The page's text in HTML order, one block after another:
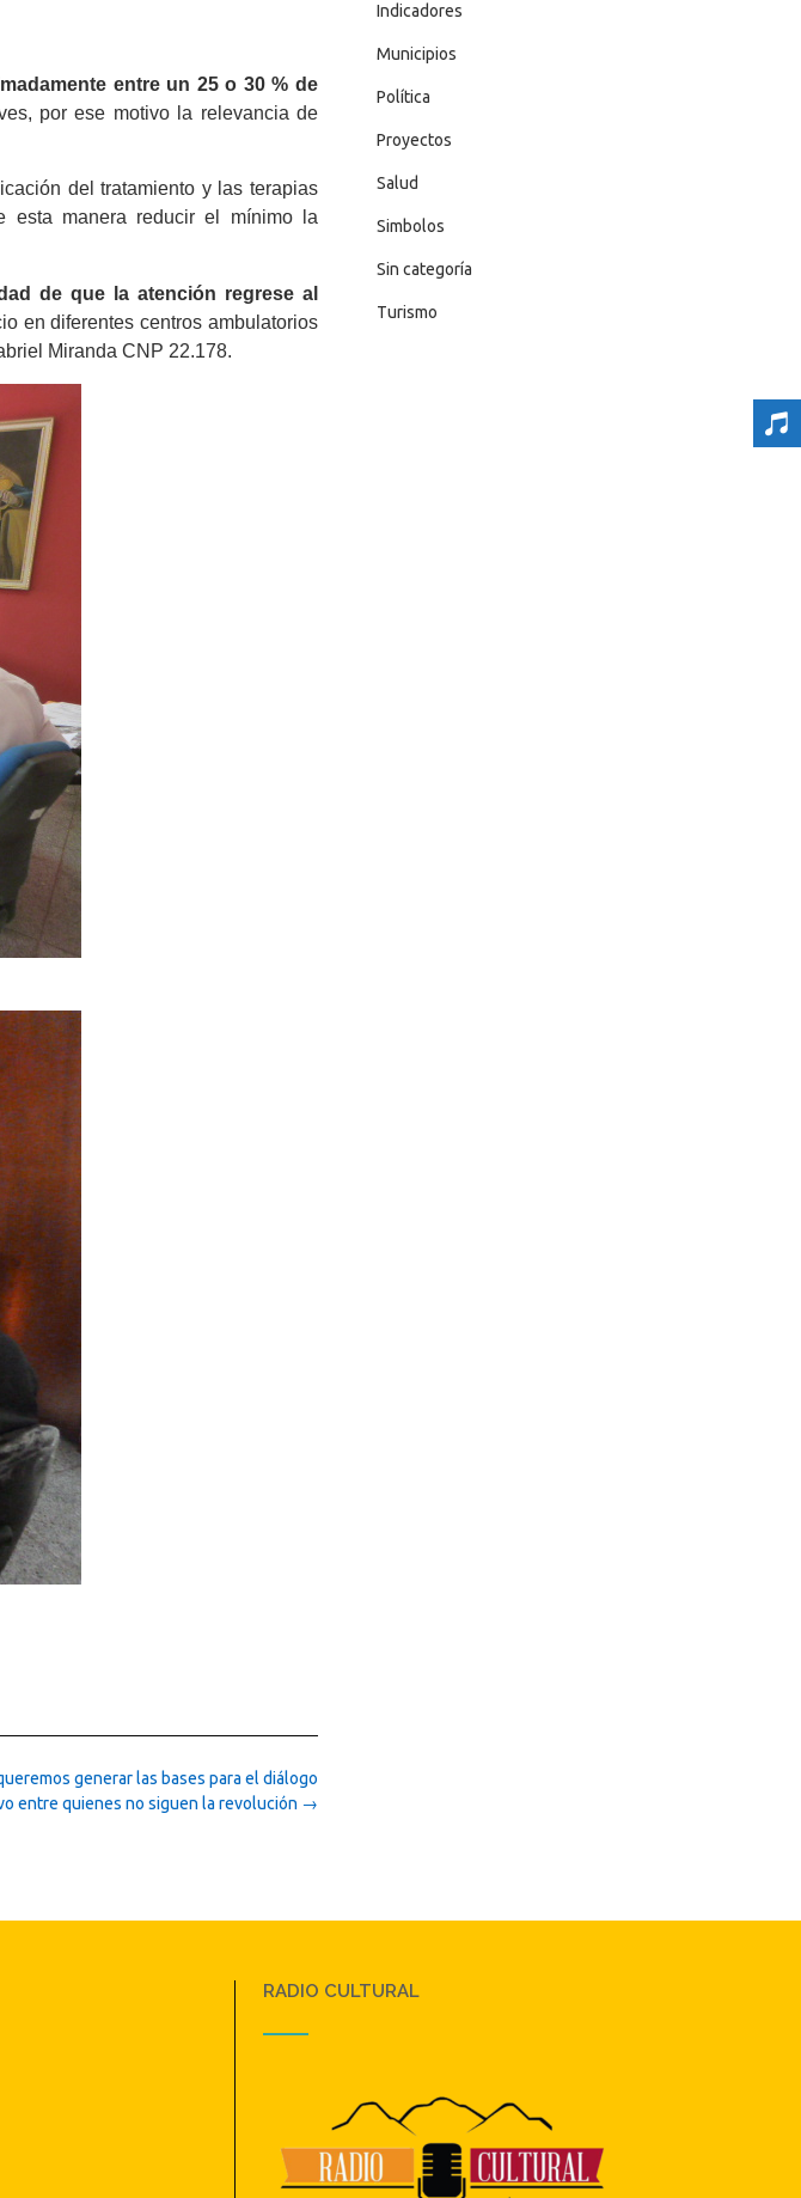
entre un 25 o 30 % de
por ese motivo la relevancia de
del tratamiento y las terapias
manera reducir el mínimo la
de que la atención regrese al
en diferentes centros ambulatorios
Miranda CNP 22.178.
generar las bases para el diálogo
entre quienes no siguen la revolución →
Indicadores
Municipios
Política
Proyectos
Salud
Simbolos
Sin categoría
Turismo
RADIO CULTURAL